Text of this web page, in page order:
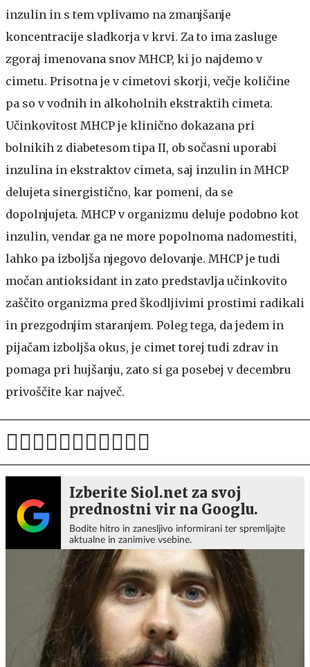
inzulin in s tem vplivamo na zmanjšanje
koncentracije sladkorja v krvi. Za to ima zasluge
zgoraj imenovana snov MHCP, ki jo najdemo v
cimetu. Prisotna je v cimetovi skorji, večje količine
pa so v vodnih in alkoholnih ekstraktih cimeta.
Učinkovitost MHCP je klinično dokazana pri
bolnikih z diabetesom tipa II, ob sočasni uporabi
inzulina in ekstraktov cimeta, saj inzulin in MHCP
delujeta sinergistično, kar pomeni, da se
dopolnjujeta. MHCP v organizmu deluje podobno kot
inzulin, vendar ga ne more popolnoma nadomestiti,
lahko pa izboljša njegovo delovanje. MHCP je tudi
močan antioksidant in zato predstavlja učinkovito
zaščito organizma pred škodljivimi prostimi radikali
in prezgodnjim staranjem. Poleg tega, da jedem in
pijačam izboljša okus, je cimet torej tudi zdrav in
pomaga pri hujšanju, zato si ga posebej v decembru
privoščite kar največ.
Izberite Siol.net za svoj
prednostni vir na Googlu.
Bodite hitro in zanesljivo informirani ter spremljajte
aktualne in zanimive vsebine.